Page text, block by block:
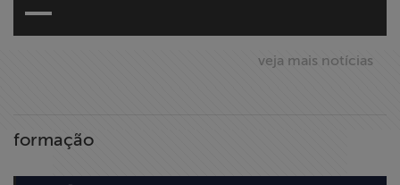
veja mais notícias
formação